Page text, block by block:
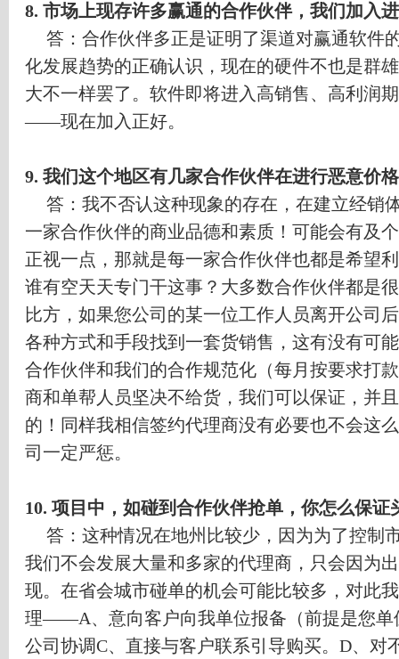
8. 市场上现存许多赢通的合作伙伴，我们加入
答：合作伙伴多正是证明了渠道对赢通软件
化发展趋势的正确认识，现在的硬件不也是群
大不一样罢了。软件即将进入高销售、高利润
——现在加入正好。
9. 我们这个地区有几家合作伙伴在进行恶意价
答：我不否认这种现象的存在，在建立经销
一家合作伙伴的商业品德和素质！可能会有及
正视一点，那就是每一家合作伙伴也都是希望
谁有空天天专门干这事？大多数合作伙伴都是
比方，如果您公司的某一位工作人员离开公司
各种方式和手段找到一套货销售，这有没有可
合作伙伴和我们的合作规范化（每月按要求打
商和单帮人员坚决不给货，我们可以保证，并
的！同样我相信签约代理商没有必要也不会这
司一定严惩。
10. 项目中，如碰到合作伙伴抢单，你怎么保证
答：这种情况在地州比较少，因为为了控制
我们不会发展大量和多家的代理商，只会因为
现。在省会城市碰单的机会可能比较多，对此
理——A、意向客户向我单位报备（前提是您
公司协调C、直接与客户联系引导购买。 D、对